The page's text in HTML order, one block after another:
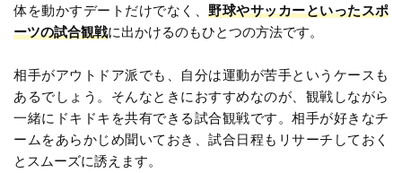
体を動かすデートだけでなく、 野球やサッカーといったスポ
ーツの試合観戦に出かけるのもひとつの方法です。
相手がアウトドア派でも、自分は運動が苦手というケースも
あるでしょう。そんなときにおすすめなのが、観戦しながら
一緒にドキドキを共有できる試合観戦です。相手が好きなチ
ームをあらかじめ聞いておき、試合日程もリサーチしておく
とスムーズに誘えます。